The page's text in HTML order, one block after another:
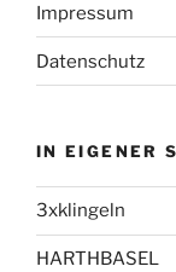
Impressum
Datenschutz
IN EIGENER
3xklingeln
HARTHBASEL